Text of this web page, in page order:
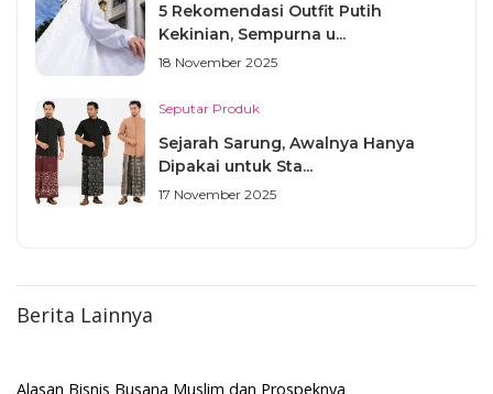
5 Rekomendasi Outfit Putih
Kekinian, Sempurna u...
18 November 2025
Seputar Produk
Sejarah Sarung, Awalnya Hanya
Dipakai untuk Sta...
17 November 2025
Berita Lainnya
Alasan Bisnis Busana Muslim dan Prospeknya